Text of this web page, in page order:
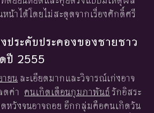
หน้าได้โดยไม่สะดุดจากเรื่องศักดิ์ศรี
ประคับประคองของชายชาว
ปี 2555
ยน ละเอียดมากและวิจารณ์เก่งอาจ
ดค่า คนเกิดเดือนกุมภาพันธ์ รักอิสระ
หวังจนอาจถอย อีกกลุ่มคือคนเกิดวัน